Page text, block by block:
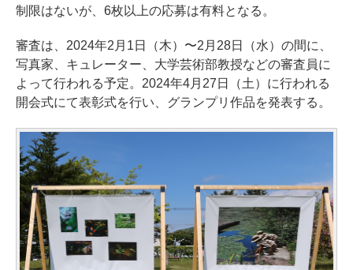
制限はないが、6枚以上の応募は有料となる。
審査は、2024年2月1日（木）〜2月28日（水）の間に、
写真家、キュレーター、大学芸術部教授などの審査員に
よって行われる予定。2024年4月27日（土）に行われる
開会式にて表彰式を行い、グランプリ作品を発表する。